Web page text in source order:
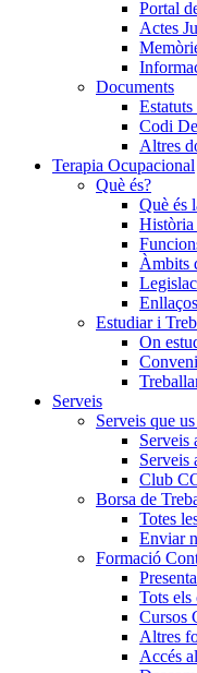
Portal
Actes
Documents
Codi
Altres
Terapia Ocupacional
Què és?
Què és
Història
Àmbits
Estudiar i
On
Serveis
Serveis que
Serveis
Serveis
Club
Borsa de
Totes
Enviar
Formació
Tots els
Cursos
Altres
Accés